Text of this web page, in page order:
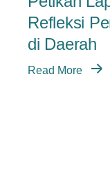
Refleksi
di Daerah
Read More